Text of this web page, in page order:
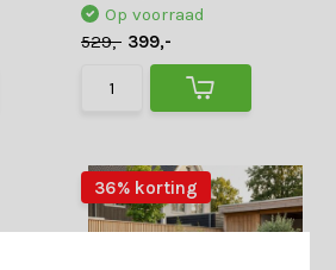
Op voorraad
529,- 399,-
36% korting